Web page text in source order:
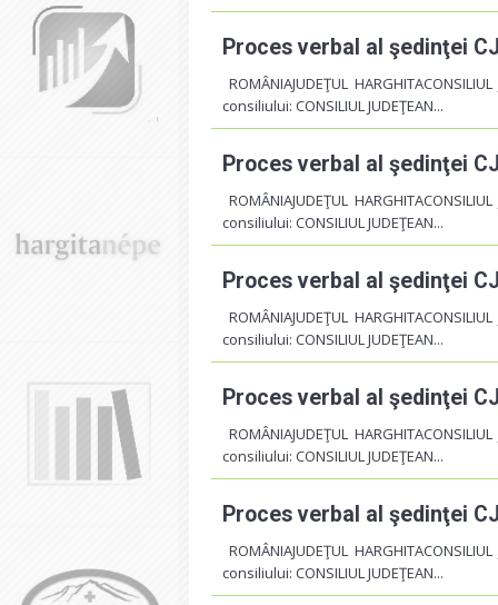
Proces verbal al şedinţei
ROMÂNIAJUDEŢUL
consiliului: CONSILIUL JUDEŢEAN...
Proces verbal al şedinţei
ROMÂNIAJUDEŢUL
consiliului: CONSILIUL JUDEŢEAN...
Proces verbal al şedinţei
ROMÂNIAJUDEŢUL
consiliului: CONSILIUL JUDEŢEAN...
Proces verbal al şedinţei
ROMÂNIAJUDEŢUL
consiliului: CONSILIUL JUDEŢEAN...
Proces verbal al şedinţei
ROMÂNIAJUDEŢUL
consiliului: CONSILIUL JUDEŢEAN...